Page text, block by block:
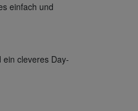
einfach und
cleveres Day-